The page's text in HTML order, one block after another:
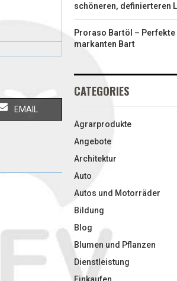
EMAIL
schöneren, definierteren
Proraso Bartöl – Perfekte
markanten Bart
CATEGORIES
Agrarprodukte
Angebote
Architektur
Auto
Autos und Motorräder
Bildung
Blog
Blumen und Pflanzen
Dienstleistung